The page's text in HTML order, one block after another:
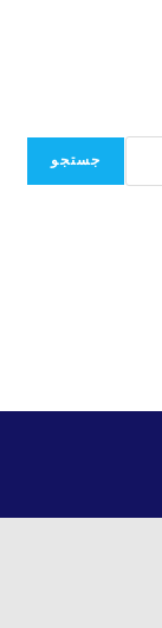
جستجو